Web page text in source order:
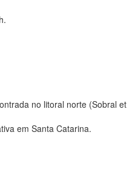
no litoral norte (Sobral et
em Santa Catarina.